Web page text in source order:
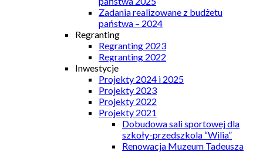
Zadania realizowane z budżetu
państwa – 2024
Regranting
Regranting 2023
Regranting 2022
Inwestycje
Projekty 2024 i 2025
Projekty 2023
Projekty 2022
Projekty 2021
Dobudowa sali sportowej dla
szkoły-przedszkola “Wilia”
Renowacja Muzeum Tadeusza